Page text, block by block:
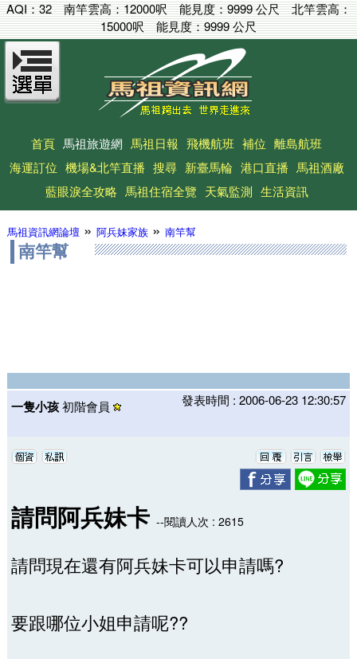
AQI：32 南竿雲高：12000呎能見度：9999 公尺北竿雲高：
15000呎能見度：9999 公尺
首頁 馬祖旅遊網 馬祖日報 飛機航班 補位 離島航班
海運訂位 機場&北竿直播 搜尋 新臺馬輪 港口直播 馬祖酒廠
藍眼淚全攻略 馬祖住宿全覽 天氣監測 生活資訊
馬祖資訊網論壇» 阿兵妹家族» 南竿幫
南竿幫
一隻小孩初階會員 發表時間 : 2006-06-23 12:30:57
請問阿兵妹卡 --閱讀人次 : 2615
請問現在還有阿兵妹卡可以申請嗎?
要跟哪位小姐申請呢??